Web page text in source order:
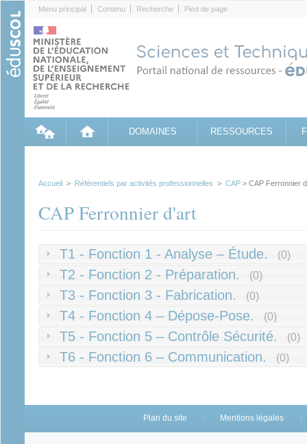
Menu principal Contenu Recherche Pied de page
DOMAINES RESSOURCES
Accueil > Référentiels par activités professionnelles > CAP > CAP Ferronnier
CAP Ferronnier d'art
T1 - Fonction 1 - Analyse – Étude. (0)
T2 - Fonction 2 - Préparation. (0)
T3 - Fonction 3 - Fabrication. (0)
T4 - Fonction 4 – Dépose-Pose. (0)
T5 - Fonction 5 – Contrôle Sécurité. (0)
T6 - Fonction 6 – Communication. (0)
Plan du site Mentions légales